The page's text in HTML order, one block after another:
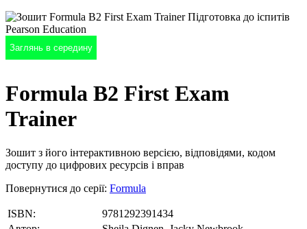
Заглянь в середину
Formula B2 First Exam
Trainer
Зошит з його інтерактивною версією, відповідями, кодом
доступу до цифрових ресурсів і вправ
Повернутися до серії: Formula
ISBN:
9781292391434